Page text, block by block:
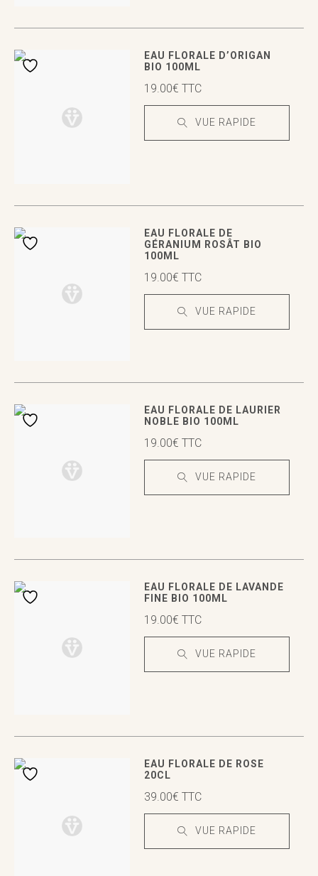
EAU FLORALE D’ORIGAN
BIO 100ML
19.00€ TTC
VUE RAPIDE
EAU FLORALE DE
GÉRANIUM ROSÂT BIO
100ML
19.00€ TTC
VUE RAPIDE
EAU FLORALE DE LAURIER
NOBLE BIO 100ML
19.00€ TTC
VUE RAPIDE
EAU FLORALE DE LAVANDE
FINE BIO 100ML
19.00€ TTC
VUE RAPIDE
EAU FLORALE DE ROSE
20CL
39.00€ TTC
VUE RAPIDE